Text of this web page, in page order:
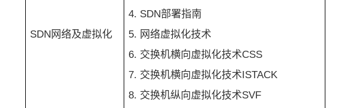
SDN网络及虚拟化
4. SDN部署指南
5. 网络虚拟化技术
6. 交换机横向虚拟化技术CSS
7. 交换机横向虚拟化技术ISTACK
8. 交换机纵向虚拟化技术SVF